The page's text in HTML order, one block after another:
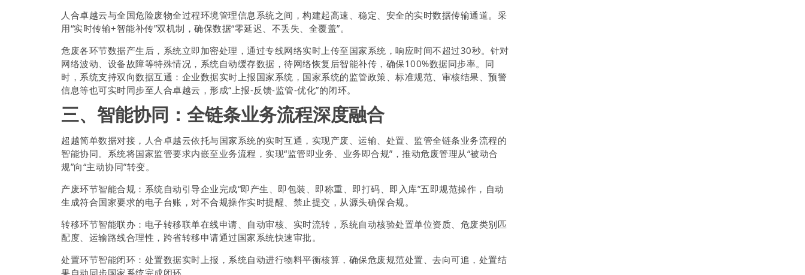
人合卓越云与全国危险废物全过程环境管理信息系统之间，构建起高速、稳定、安全的实时数据传输通道。采
用“实时传输+智能补传”双机制，确保数据“零延迟、不丢失、全覆盖”。
危废各环节数据产生后，系统立即加密处理，通过专线网络实时上传至国家系统，响应时间不超过30秒。针对
网络波动、设备故障等特殊情况，系统自动缓存数据，待网络恢复后智能补传，确保100%数据同步率。同
时，系统支持双向数据互通：企业数据实时上报国家系统，国家系统的监管政策、标准规范、审核结果、预警
信息等也可实时同步至人合卓越云，形成“上报-反馈-监管-优化”的闭环。
三、智能协同：全链条业务流程深度融合
超越简单数据对接，人合卓越云依托与国家系统的实时互通，实现产废、运输、处置、监管全链条业务流程的
智能协同。系统将国家监管要求内嵌至业务流程，实现“监管即业务、业务即合规”，推动危废管理从“被动合
规”向“主动协同”转变。
产废环节智能合规：系统自动引导企业完成“即产生、即包装、即称重、即打码、即入库”五即规范操作，自动
生成符合国家要求的电子台账，对不合规操作实时提醒、禁止提交，从源头确保合规。
转移环节智能联办：电子转移联单在线申请、自动审核、实时流转，系统自动核验处置单位资质、危废类别匹
配度、运输路线合理性，跨省转移申请通过国家系统快速审批。
处置环节智能闭环：处置数据实时上报，系统自动进行物料平衡核算，确保危废规范处置、去向可追，处置结
果自动同步国家系统完成闭环。